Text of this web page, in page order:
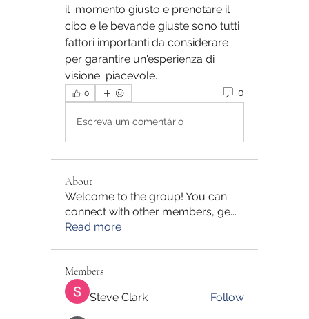
il  momento giusto e prenotare il
cibo e le bevande giuste sono tutti
fattori importanti da considerare
per garantire un'esperienza di
visione  piacevole.
0 0
Escreva um comentário
About
Welcome to the group! You can
connect with other members, ge...
Read more
Members
Steve Clark Follow